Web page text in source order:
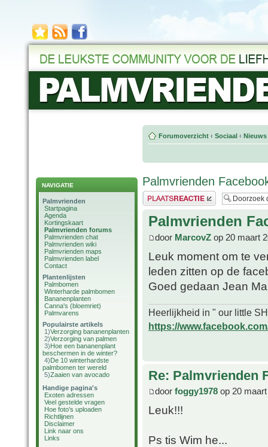
NAVIGATIE
Palmvrienden
Startpagina
Agenda
Kortingskaart
Palmvrienden forums
Palmvrienden chat
Palmvrienden wiki
Palmvrienden maps
Palmvrienden label
Contact
Plantenlijsten
Palmbomen
Winterharde palmbomen
Bananenplanten
Canna's (bloemriet)
Palmvarens
Populairste artikels
1)Verzorging bananenplanten
2)Verzorging van palmen
3)Hoe een bananenplant
beschermen in de winter?
4)De 10 winterhardste
palmbomen ter wereld
5)Zaaien van avocado
Handige pagina's
Exoten adressen
Veel gestelde vragen
Hoe foto's uploaden
Richtlijnen
Disclaimer
Link naar ons
Links
Forumoverzicht ‹ Sociaal ‹
Palmvrienden
Plaats een reactie
Palmvrienden
door MarcovZ op 20 maart
Leuk moment om te
leden zitten op de
Goed gedaan Jean
Heerlijkheid in " our little
https://
Re: Palmvrienden
door foggy1978 op 20
Leuk!!!
Ps tis Wim he...